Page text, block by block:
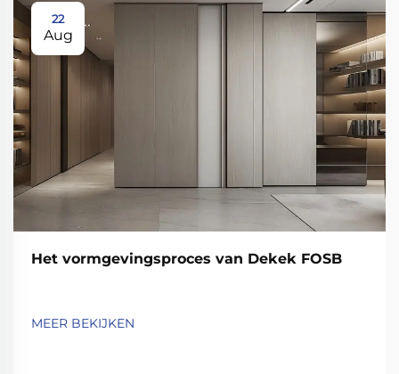
22
Aug
Het vormgevingsproces van Dekek FOSB
MEER BEKIJKEN